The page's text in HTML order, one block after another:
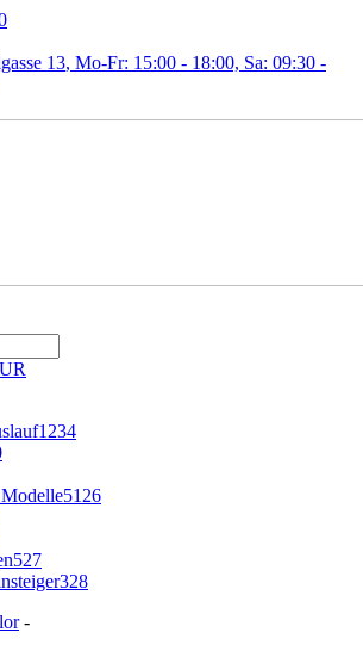
13, Mo-Fr: 15:00 - 18:00, Sa: 09:30 -
1234
Modelle5126
527
328
-